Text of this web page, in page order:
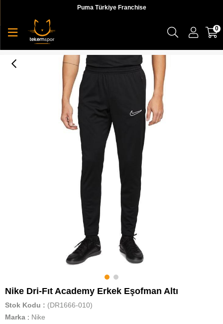
Puma Türkiye Franchise
0
Nike Dri-Fıt Academy Erkek Eşofman Altı
Stok Kodu
(DR1666-010)
Marka : Nike